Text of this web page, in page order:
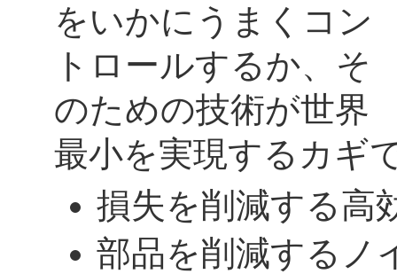
をいかにうまくコン
トロールするか、そ
のための技術が世界
最小を実現するカギ
損失を削減する高
部品を削減するノ